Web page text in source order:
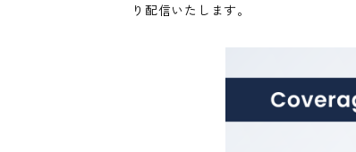
り配信いたします。